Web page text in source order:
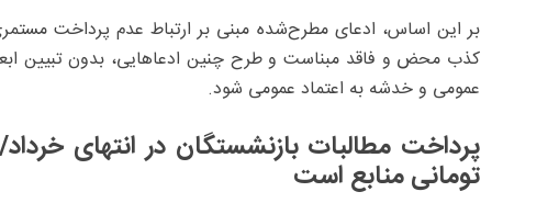
بر این اساس، ادعای مطرح‌شده مبنی بر ارتباط عدم پرداخت
کذب محض و فاقد مبناست و طرح چنین ادعاهایی، بدون تبیین
عمومی و خدشه به اعتماد عمومی شود.
تومانی منابع است